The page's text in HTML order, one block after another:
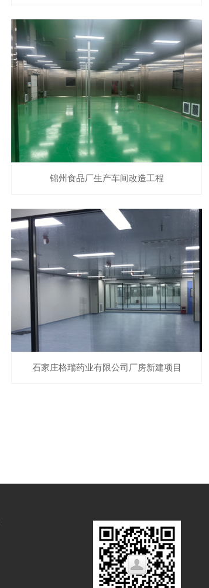
锦州食品厂生产车间改造工程
石家庄格瑞药业有限公司厂房新建项目